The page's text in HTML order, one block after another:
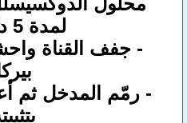
لمدة 5 دقائق .
- جفف القناة
- رمّم المدخل ثم